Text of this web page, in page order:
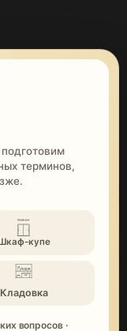
терминов,
купе
Кладовка